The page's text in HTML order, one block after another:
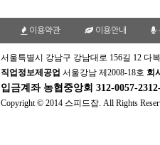
이용약관 이용안내
서울특별시 강남구 강남대로 156길 12 다
직업정보제공업 서울강남 제2008-18호 회
입금계좌 농협중앙회 312-0057-
Copyright © 2014 스피드잡. All Rights